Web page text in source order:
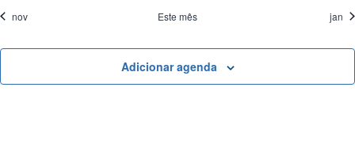
nov Este mês jan
Adicionar agenda